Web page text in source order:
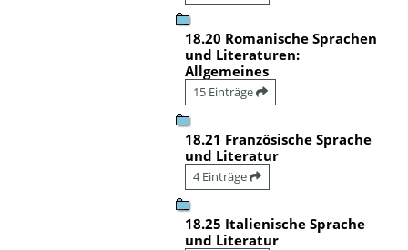
18.20 Romanische Sprachen
und Literaturen:
Allgemeines
15 Einträge
18.21 Französische Sprache
und Literatur
4 Einträge
18.25 Italienische Sprache
und Literatur